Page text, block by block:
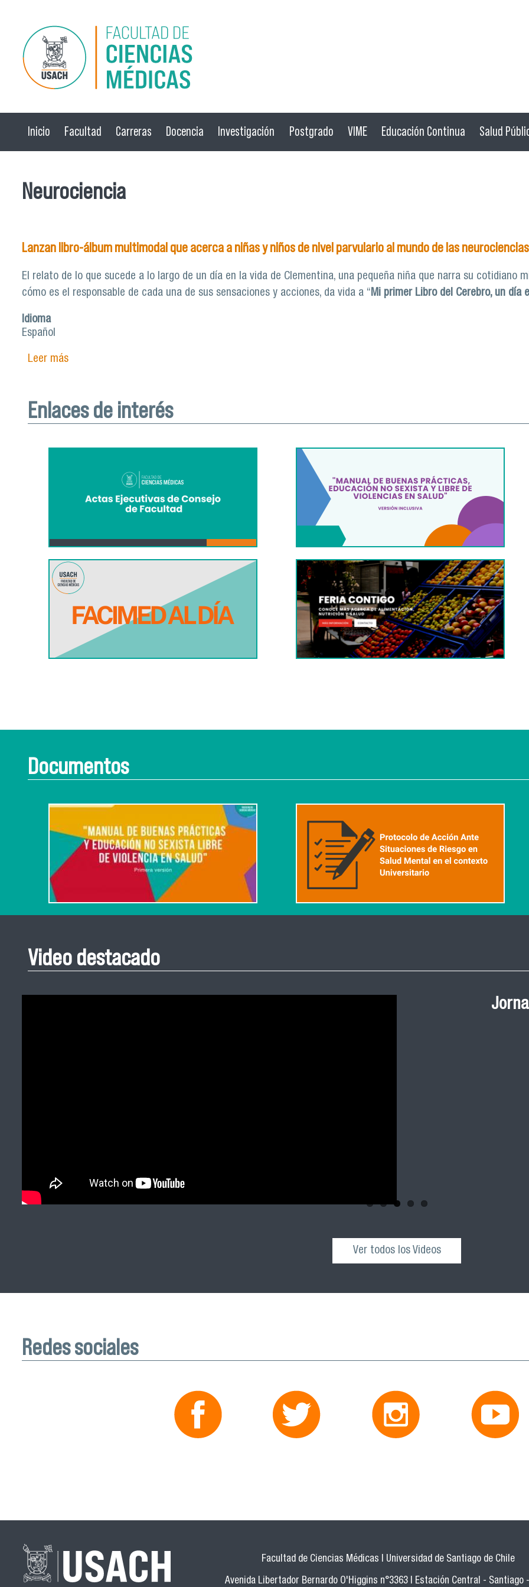
Pasar al contenido principal
Inicio Facultad Carreras Docencia Investigación Postgrado VIME Educación Continua Salud
Neurociencia
Lanzan libro-álbum multimodal que acerca a niñas y niños de nivel parvulario al mundo de las neurociencias
El relato de lo que sucede a lo largo de un día en la vida de Clementina, una pequeña niña que narra su cotidiano
cómo es el responsable de cada una de sus sensaciones y acciones, da vida a “Mi primer Libro del Cerebro, un día
Idioma
Español
Leer mássobre Lanzan libro-álbum multimodal que acerca a niñas y niños de nivel parvulario al mundo de las
Enlaces de interés
Documentos
Video destacado
Ceremonia
Ver todos los Videos
Redes sociales
Facultad de Ciencias Médicas | Universidad de Santiago de Chile
Avenida Libertador Bernardo O'Higgins n°3363 | Estación Central - Santiago